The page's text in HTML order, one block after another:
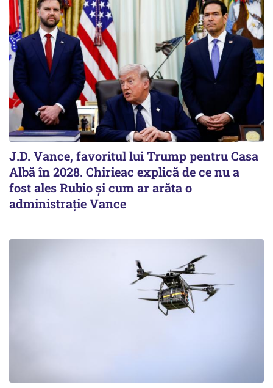
J.D. Vance, favoritul lui Trump pentru Casa
Albă în 2028. Chirieac explică de ce nu a
fost ales Rubio și cum ar arăta o
administrație Vance